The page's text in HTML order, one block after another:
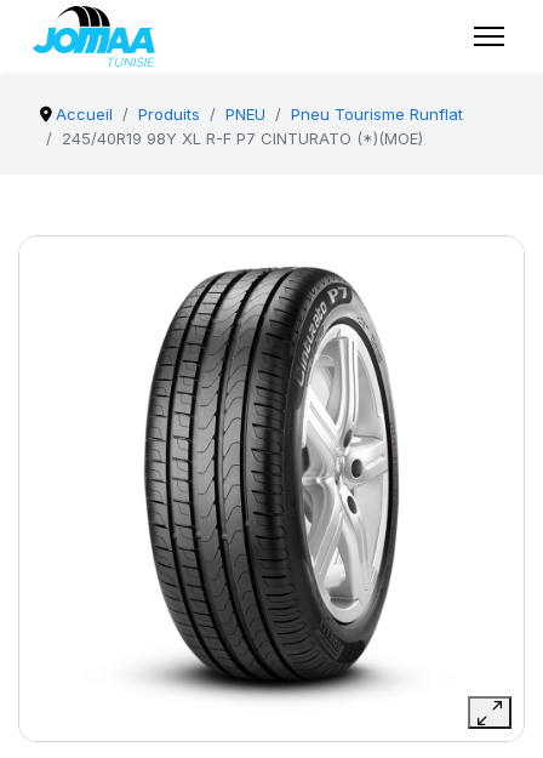
Accueil Produits PNEU
Pneu Tourisme Runflat
245/40R19 98Y XL R-F P7 CINTURATO (*)(MOE)